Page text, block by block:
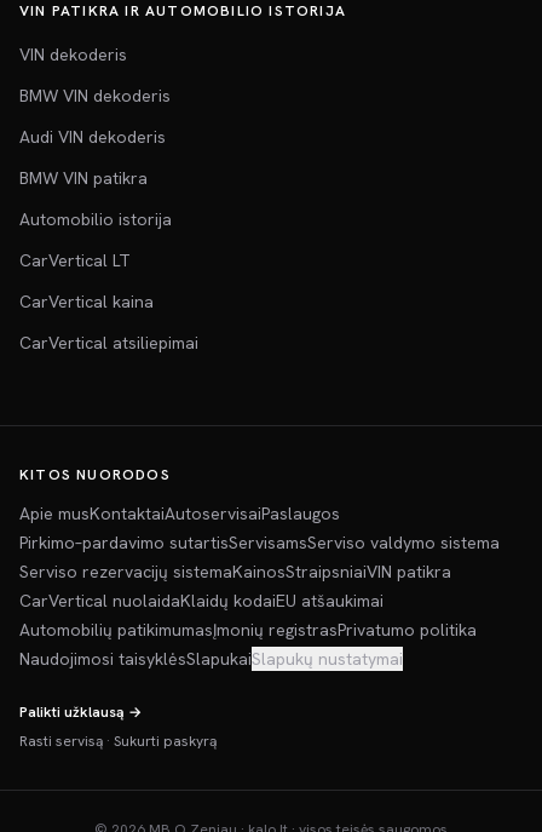
VIN PATIKRA IR AUTOMOBILIO ISTORIJA
VIN dekoderis
BMW VIN dekoderis
Audi VIN dekoderis
BMW VIN patikra
Automobilio istorija
CarVertical LT
CarVertical kaina
CarVertical atsiliepimai
KITOS NUORODOS
Apie musKontaktaiAutoservisaiPaslaugos
Pirkimo–pardavimo sutartisServisamsServiso valdymo sistema
Serviso rezervacijų sistemaKainosStraipsniaiVIN patikra
CarVertical nuolaidaKlaidų kodaiEU atšaukimai
Automobilių patikimumasĮmonių registrasPrivatumo politika
Naudojimosi taisyklėsSlapukaiSlapukų nustatymai
Palikti užklausą →
Rasti servisą · Sukurti paskyrą